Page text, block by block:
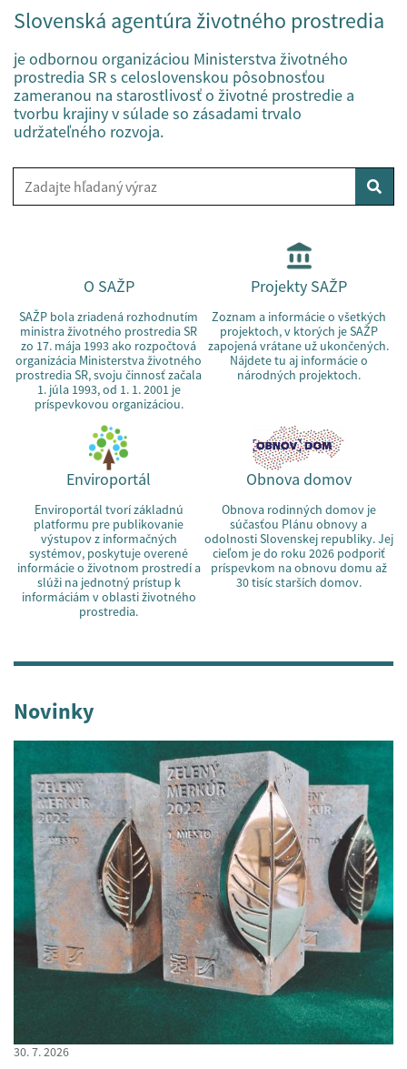
Slovenská agentúra životného prostredia
je odbornou organizáciou Ministerstva životného
prostredia SR s celoslovenskou pôsobnosťou
zameranou na starostlivosť o životné prostredie a
tvorbu krajiny v súlade so zásadami trvalo
udržateľného rozvoja.
O SAŽP
SAŽP bola zriadená rozhodnutím
ministra životného prostredia SR
zo 17. mája 1993 ako rozpočtová
organizácia Ministerstva životného
prostredia SR, svoju činnosť začala
1. júla 1993, od 1. 1. 2001 je
príspevkovou organizáciou.
Projekty SAŽP
Zoznam a informácie o všetkých
projektoch, v ktorých je SAŽP
zapojená vrátane už ukončených.
Nájdete tu aj informácie o
národných projektoch.
Enviroportál
Enviroportál tvorí základnú
platformu pre publikovanie
výstupov z informačných
systémov, poskytuje overené
informácie o životnom prostredí a
slúži na jednotný prístup k
informáciám v oblasti životného
prostredia.
Obnova domov
Obnova rodinných domov je
súčasťou Plánu obnovy a
odolnosti Slovenskej republiky. Jej
cieľom je do roku 2026 podporiť
príspevkom na obnovu domu až
30 tisíc starších domov.
Novinky
30. 7. 2026